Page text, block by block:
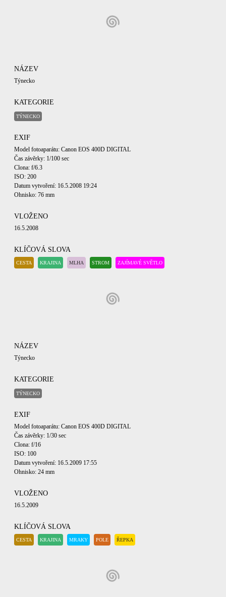
NÁZEV
Týnecko
KATEGORIE
TÝNECKO
EXIF
Model fotoaparátu: Canon EOS 400D DIGITAL
Čas závěrky: 1/100 sec
Clona: f/6.3
ISO: 200
Datum vytvoření: 16.5.2008 19:24
Ohnisko: 76 mm
VLOŽENO
16.5.2008
KLÍČOVÁ SLOVA
CESTA KRAJINA MLHA STROM ZAJÍMAVÉ SVĚTLO
NÁZEV
Týnecko
KATEGORIE
TÝNECKO
EXIF
Model fotoaparátu: Canon EOS 400D DIGITAL
Čas závěrky: 1/30 sec
Clona: f/16
ISO: 100
Datum vytvoření: 16.5.2009 17:55
Ohnisko: 24 mm
VLOŽENO
16.5.2009
KLÍČOVÁ SLOVA
CESTA KRAJINA MRAKY POLE ŘEPKA